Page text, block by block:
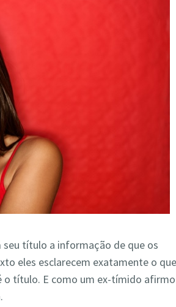
título a informação de que os
eles esclarecem exatamente o que
o título. E como um ex-tímido afirmo